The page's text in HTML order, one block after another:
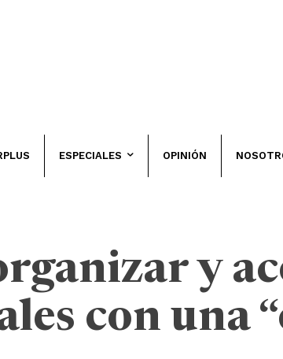
ESPECIALES OPINIÓN
y
con una